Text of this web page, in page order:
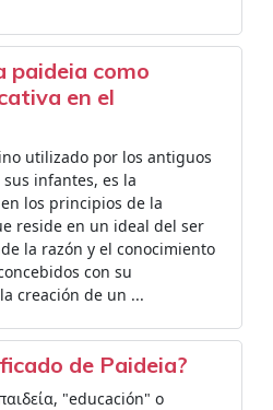
paideia como
en el
utilizado por los antiguos
infantes, es la
los principios de la
reside en un ideal del ser
la razón y el conocimiento
con su
creación de un ...
de Paideia?
"educación" o